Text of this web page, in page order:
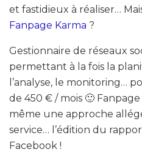
et fastidieux à réaliser…
Fanpage Karma ?
Gestionnaire de réseaux
permettant à la fois la
l’analyse, le monitoring…
de 450 € / mois 🙂
même une approche
service… l’édition du
Facebook !